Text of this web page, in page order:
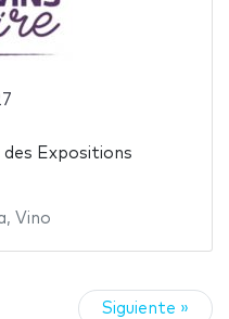
Expositions
, Vino
Siguiente »